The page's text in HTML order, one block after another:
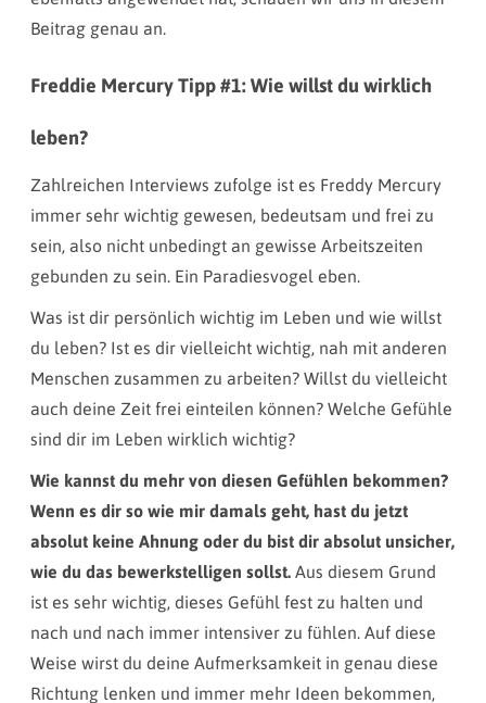
Beitrag genau an.
Freddie Mercury Tipp #1: Wie willst du wirklich
leben?
Zahlreichen Interviews zufolge ist es Freddy Mercury
immer sehr wichtig gewesen, bedeutsam und frei zu
sein, also nicht unbedingt an gewisse Arbeitszeiten
gebunden zu sein. Ein Paradiesvogel eben.
Was ist dir persönlich wichtig im Leben und wie willst
du leben? Ist es dir vielleicht wichtig, nah mit anderen
Menschen zusammen zu arbeiten? Willst du vielleicht
auch deine Zeit frei einteilen können? Welche Gefühle
sind dir im Leben wirklich wichtig?
Wie kannst du mehr von diesen Gefühlen bekommen?
Wenn es dir so wie mir damals geht, hast du jetzt
absolut keine Ahnung oder du bist dir absolut unsicher,
wie du das bewerkstelligen sollst. Aus diesem Grund
ist es sehr wichtig, dieses Gefühl fest zu halten und
nach und nach immer intensiver zu fühlen. Auf diese
Weise wirst du deine Aufmerksamkeit in genau diese
Richtung lenken und immer mehr Ideen bekommen,